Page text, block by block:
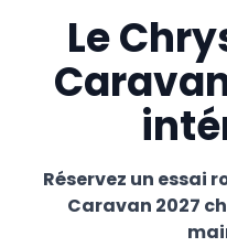
Le
Réservez un essai
Caravan 2027